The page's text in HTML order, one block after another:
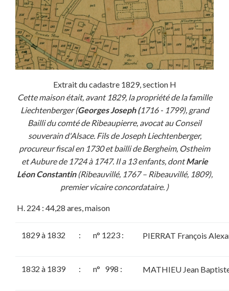
Extrait du cadastre 1829, section H
Cette maison était, avant 1829, la propriété de la famille
Liechtenberger (Georges Joseph (1716 - 1799), grand
Bailli du comté de Ribeaupierre, avocat au Conseil
souverain d'Alsace. Fils de Joseph Liechtenberger,
procureur fiscal en 1730 et bailli de Bergheim, Ostheim
et Aubure de 1724 à 1747. Il a 13 enfants, dontMarie
Léon Constantin(Ribeauvillé, 1767 – Ribeauvillé, 1809),
premier vicaire concordataire. )
H. 224 : 44,28 ares, maison
1829 à 1832 : n° 1223 : PIERRAT François
1832 à 1839 : n° 998 : MATHIEU Jean